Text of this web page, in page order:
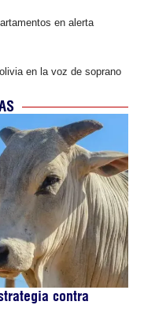
en alerta
en la voz de soprano
contra